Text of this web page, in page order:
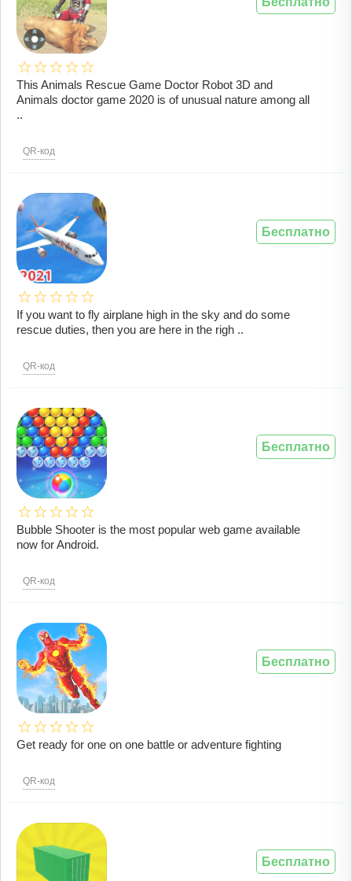
This Animals Rescue Game Doctor Robot 3D and
Animals doctor game 2020 is of unusual nature among all
..
QR-код
If you want to fly airplane high in the sky and do some
rescue duties, then you are here in the righ ..
QR-код
Бесплатно
Bubble Shooter is the most popular web game available
now for Android.
QR-код
Бесплатно
Get ready for one on one battle or adventure fighting
QR-код
Бесплатно
Бесплатно